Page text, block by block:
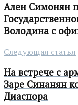
Ален Симонян
Володина с
Следующая статья
На встрече с
Заре Синанян
Диаспора